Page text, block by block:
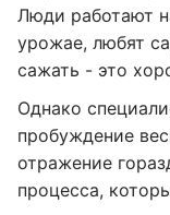
Люди работают
урожае, любят
сажать - это
Однако
пробуждение
отражение
процесса,